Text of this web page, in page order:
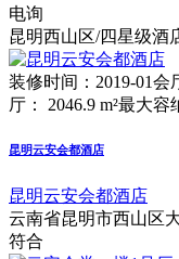
电询
昆明西山区/四星级酒
装修时间：2019-01会
厅： 2046.9 m²最大容
昆明云安会都酒店
昆明云安会都酒店
云南省昆明市西山区
符合